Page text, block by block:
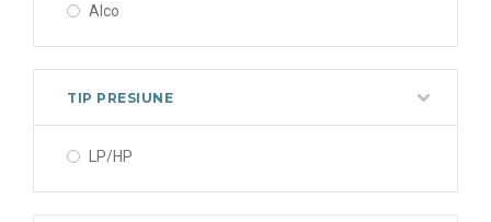
Alco
TIP PRESIUNE
LP/HP